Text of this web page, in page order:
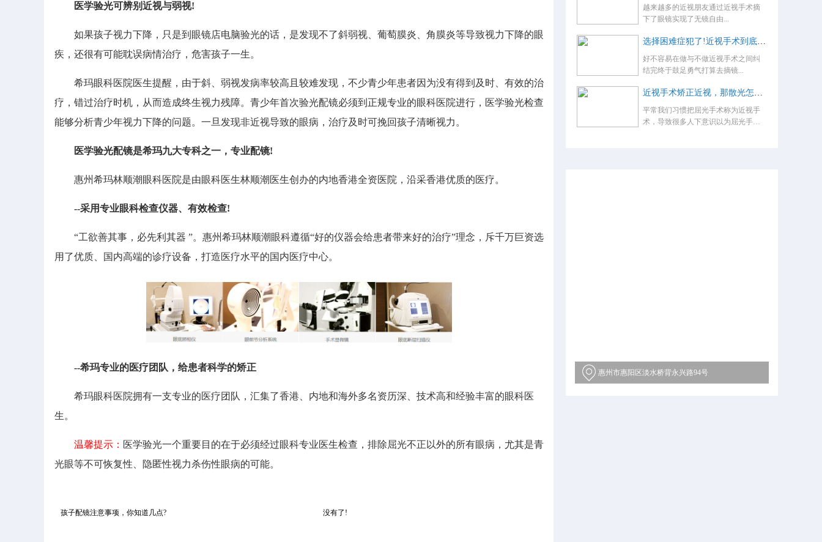
医学验光可辨别近视与弱视!
如果孩子视力下降，只是到眼镜店电脑验光的话，是发现不了斜弱视、葡萄膜炎、角膜炎等导致视力下降的眼
疾，还很有可能耽误病情治疗，危害孩子一生。
希玛眼科医院医生提醒，由于斜、弱视发病率较高且较难发现，不少青少年患者因为没有得到及时、有效的治
疗，错过治疗时机，从而造成终生视力残障。青少年首次验光配镜必须到正规专业的眼科医院进行，医学验光检查
能够分析青少年视力下降的问题。一旦发现非近视导致的眼病，治疗及时可挽回孩子清晰视力。
医学验光配镜是希玛九大专科之一，专业配镜!
惠州希玛林顺潮眼科医院是由眼科医生林顺潮医生创办的内地香港全资医院，沿采香港优质的医疗。
--采用专业眼科检查仪器、有效检查!
“工欲善其事，必先利其器 ”。惠州希玛林顺潮眼科遵循“好的仪器会给患者带来好的治疗”理念，斥千万巨资选
用了优质、国内高端的诊疗设备，打造医疗水平的国内医疗中心。
--希玛专业的医疗团队，给患者科学的矫正
希玛眼科医院拥有一支专业的医疗团队，汇集了香港、内地和海外多名资历深、技术高和经验丰富的眼科医
生。
温馨提示： 医学验光一个重要目的在于必须经过眼科专业医生检查，排除屈光不正以外的所有眼病，尤其是青
光眼等不可恢复性、隐匿性视力杀伤性眼病的可能。
孩子配镜注意事项，你知道几点? 没有了!
越来越多的近视朋友通过近视手术摘
下了眼镜实现了无镜自由...
选择困难症犯了!近视手术到底怎么选？
好不容易在做与不做近视手术之间纠
结完终于鼓足勇气打算去摘镜...
近视手术矫正近视，那散光怎么办，术后还要戴眼镜吗？
平常我们习惯把屈光手术称为近视手
术，导致很多人下意识以为屈光手术
惠州市惠阳区淡水桥背永兴路94号